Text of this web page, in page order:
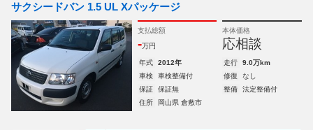
サクシードバン 1.5 UL Xパッケージ
支払総額
-万円
本体価格
応相談
年式 2012年 走行
9.0万km
車検
車検整備付 修復
なし
保証
保証無 整備
法定整備付
住所
岡山県 倉敷市